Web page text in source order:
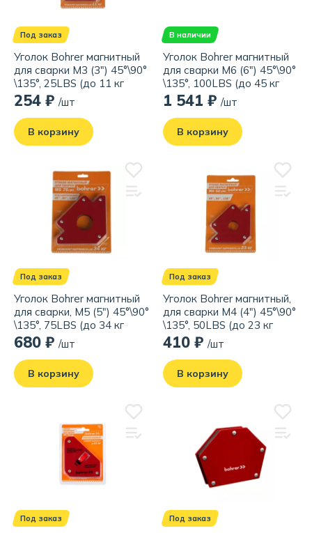
Под заказ
Уголок Bohrer магнитный
для сварки M3 (3") 45°\90°
\135°, 25LBS (до 11 кг
удержание)
254 ₽ /шт
В корзину
В наличии
Уголок Bohrer магнитный
для сварки M6 (6") 45°\90°
\135°, 100LBS (до 45 кг
удержание)
1 541 ₽ /шт
В корзину
Под заказ
Уголок Bohrer магнитный
для сварки, M5 (5") 45°\90°
\135°, 75LBS (до 34 кг
удержание)
680 ₽ /шт
В корзину
Под заказ
Уголок Bohrer магнитный,
для сварки M4 (4") 45°\90°
\135°, 50LBS (до 23 кг
удержание)
410 ₽ /шт
В корзину
Под заказ Под заказ